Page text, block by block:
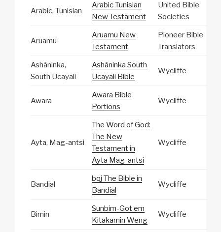
Arabic, Tunisian
Arabic Tunisian
New Testament
United Bible
Societies
Aruamu
Aruamu New
Testament
Pioneer Bible
Translators
Asháninka,
South Ucayali
Asháninka South
Ucayali Bible
Wycliffe
Awara
Awara Bible
Portions
Wycliffe
Ayta, Mag-antsi
The Word of God:
The New
Testament in
Ayta Mag-antsi
Wycliffe
Bandial
bqj The Bible in
Bandial
Wycliffe
Bimin
Sunbim-Got em
Kitakamin Weng
Wycliffe